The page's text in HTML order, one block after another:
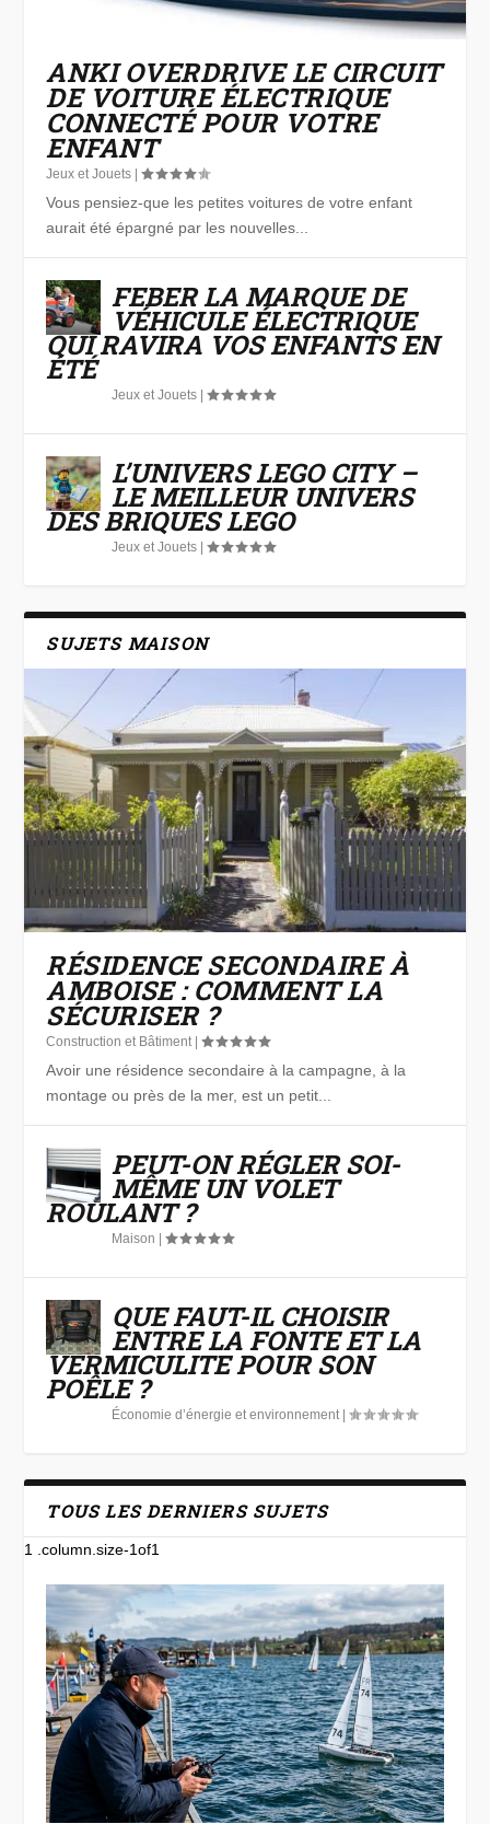
ANKI OVERDRIVE LE CIRCUIT
DE VOITURE ÉLECTRIQUE
CONNECTÉ POUR VOTRE
ENFANT
Jeux et Jouets |
Vous pensiez-que les petites voitures de votre enfant
aurait été épargné par les nouvelles...
FEBER LA MARQUE DE
VÉHICULE ÉLECTRIQUE
QUI RAVIRA VOS ENFANTS EN
ÉTÉ
Jeux et Jouets |
L’UNIVERS LEGO CITY –
LE MEILLEUR UNIVERS
DES BRIQUES LEGO
Jeux et Jouets |
SUJETS MAISON
RÉSIDENCE SECONDAIRE À
AMBOISE : COMMENT LA
SÉCURISER ?
Construction et Bâtiment|
Avoir une résidence secondaire à la campagne, à la
montage ou près de la mer, est un petit...
PEUT-ON RÉGLER SOI-
MÊME UN VOLET
ROULANT ?
Maison |
QUE FAUT-IL CHOISIR
ENTRE LA FONTE ET LA
VERMICULITE POUR SON
POÊLE ?
Économie d’énergie et environnement|
TOUS LES DERNIERS SUJETS